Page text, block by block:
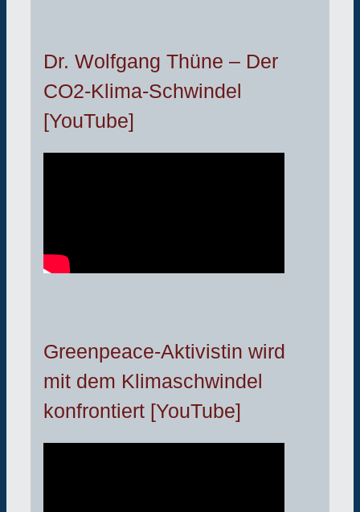
Dr. Wolfgang Thüne – Der
CO2-Klima-Schwindel
[YouTube]
Greenpeace-Aktivistin wird
mit dem Klimaschwindel
konfrontiert [YouTube]